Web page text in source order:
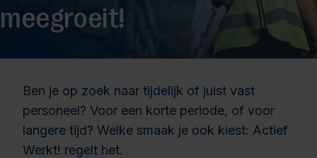
meegroeit!
Ben je op zoek naar tijdelijk of juist vast
personeel? Voor een korte periode, of voor
langere tijd? Welke smaak je ook kiest: Actief
Werkt! regelt het.